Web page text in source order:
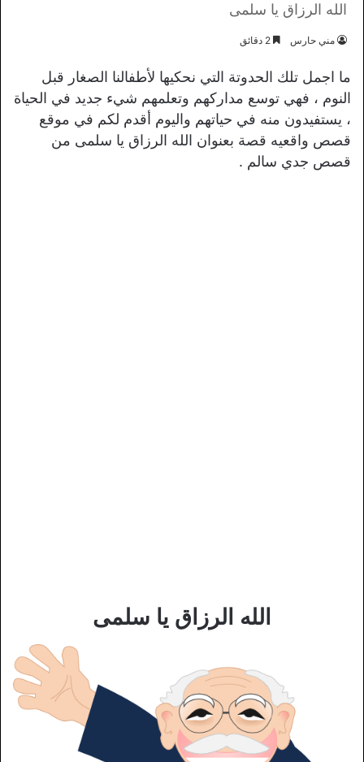
الله الرزاق يا سلمى
مني حارس
ما اجمل تلك الحدوتة التي نحكيها لأطفالنا الصغار قبل
النوم ، فهي توسع مداركهم وتعلمهم شيء جديد في الحياة
، يستفيدون منه في حياتهم واليوم أقدم لكم في موقع
قصص واقعيه قصة بعنوان الله الرزاق يا سلمى من
قصص جدي سالم .
الله الرزاق يا سلمى